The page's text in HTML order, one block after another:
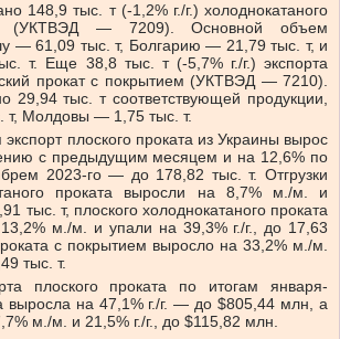
148,9 тыс. т (-1,2% г./г.) холоднокатаного
(УКТВЭД — 7209). Основной объем
— 61,09 тыс. т, Болгарию — 21,79 тыс. т, и
т. Еще 38,8 тыс. т (-5,7% г./г.) экспорта
прокат с покрытием (УКТВЭД — 7210).
29,94 тыс. т соответствующей продукции,
Молдовы — 1,75 тыс. т.
плоского проката из Украины вырос
с предыдущим месяцем и на 12,6% по
2023-го — до 178,82 тыс. т. Отгрузки
проката выросли на 8,7% м./м. и
тыс. т, плоского холоднокатаного проката
м./м. и упали на 39,3% г./г., до 17,63
с покрытием выросло на 33,2% м./м.
тыс. т.
плоского проката по итогам января-
выросла на 47,1% г./г. — до $805,44 млн, а
м./м. и 21,5% г./г., до $115,82 млн.